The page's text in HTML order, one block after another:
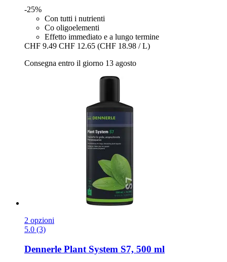
-25%
Con tutti i nutrienti
Co oligoelementi
Effetto immediato e a lungo termine
CHF 9.49 CHF 12.65 (CHF 18.98 / L)
Consegna entro il giorno 13 agosto
2 opzioni
5.0 (3)
Dennerle Plant System S7, 500 ml